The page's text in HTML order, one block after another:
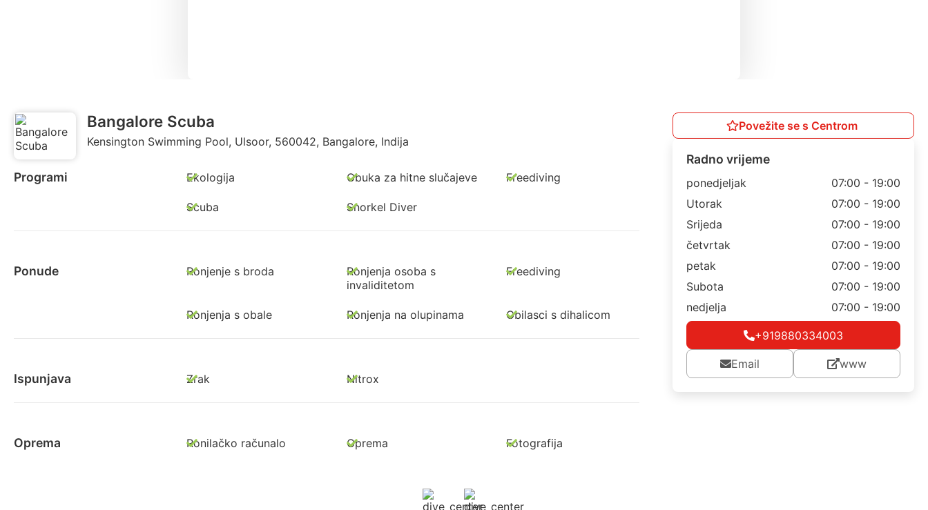
Bangalore Scuba
Kensington Swimming Pool, Ulsoor, 560042, Bangalore, Indija
Programi Ekologija Obuka za hitne slučajeve Freediving
Scuba Snorkel Diver
Ponude Ronjenje s broda
Ronjenja osoba s
invaliditetom
Freediving
Ronjenja s obale Ronjenja na olupinama Obilasci s dihalicom
Ispunjava Zrak Nitrox
Oprema Ronilačko računalo Oprema Fotografija
Povežite se s Centrom
Radno vrijeme
ponedjeljak
07:00 - 19:00
Utorak
07:00 - 19:00
Srijeda
07:00 - 19:00
četvrtak
07:00 - 19:00
petak
07:00 - 19:00
Subota
07:00 - 19:00
nedjelja
07:00 - 19:00
+919880334003
Email www